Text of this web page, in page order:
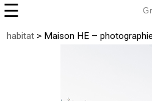
☰
habitat > Maison HE –